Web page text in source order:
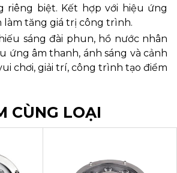
riêng biệt. Kết hợp với hiệu ứng
làm tăng giá trị công trình.
sáng đài phun, hồ nước nhân
ứng âm thanh, ánh sáng và cảnh
chơi, giải trí, công trình tạo điểm
CÙNG LOẠI